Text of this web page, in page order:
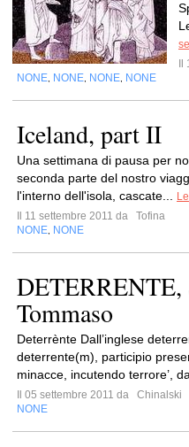
NONE NONE NONE NONE
Iceland, part II
Una settimana di pausa per
seconda parte del nostro
l'interno dell'isola, cascate...
Il 11 settembre 2011 da
Tofina
NONE NONE
Tommaso
Deterrènte Dall’inglese
deterrente(m), participio
minacce, incutendo terrore’,
Il 05 settembre 2011 da
Chinalski
NONE